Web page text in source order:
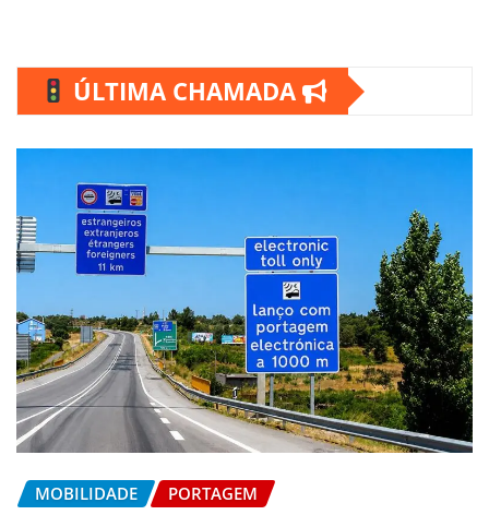
ÚLTIMA CHAMADA
MOBILIDADE PORTAGEM